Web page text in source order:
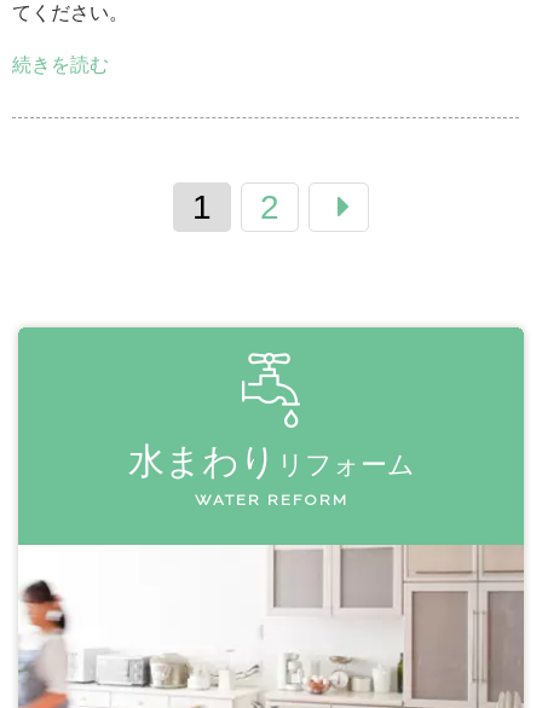
てください。
続きを読む
1 2
水まわり リフォーム
WATER REFORM